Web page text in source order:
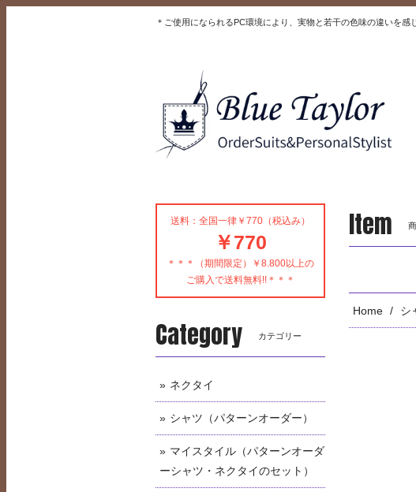
＊ご使用になられるPC環境により、実物と若干の色味の違いを感
Item
Home シ
送料：全国一律￥770（税込み）
￥770
＊＊＊（期間限定）￥8.800以上の
ご購入で送料無料!!＊＊＊
Category カテゴリー
ネクタイ
シャツ（パターンオーダー）
マイスタイル（パターンオーダ
ーシャツ・ネクタイのセット）